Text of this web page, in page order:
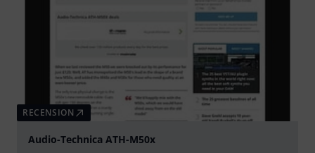
RECENSION
Audio-Technica ATH-M50x